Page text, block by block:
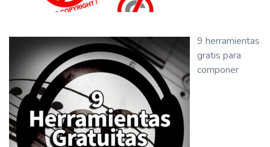
9 herramientas
gratis para
componer